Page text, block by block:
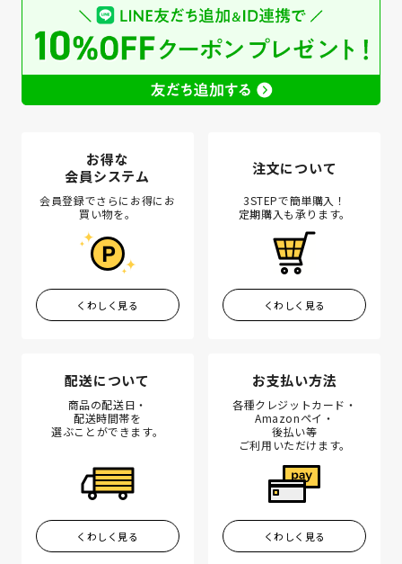
お得な
会員システム
会員登録でさらにお得にお
買い物を。
くわしく見る
注文について
3STEPで簡単購入！
定期購入も承ります。
くわしく見る
配送について
商品の配送日・
配送時間帯を
選ぶことができます。
くわしく見る
お支払い方法
各種クレジットカード・
Amazonペイ・
後払い等
ご利用いただけます。
くわしく見る